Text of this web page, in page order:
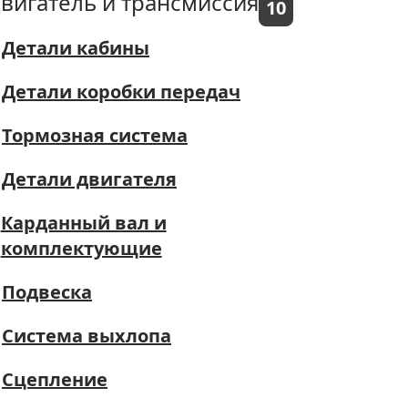
10
Детали кабины
Детали коробки передач
Тормозная система
Детали двигателя
Карданный вал и
комплектующие
Подвеска
Система выхлопа
Сцепление